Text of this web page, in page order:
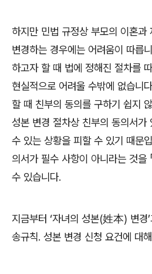
하지만 민법 규정상 부모의 이혼과
변경하는 경우에는 어려움이 따릅
하고자 할 때 법에 정해진 절차를
현실적으로 어려울 수밖에 없습니다
할 때 친부의 동의를 구하기 쉽지
성본 변경 절차상 친부의 동의서가
수 있는 상황을 피할 수 있기 때문
의서가 필수 사항이 아니라는 것을 「
수 있습니다.
지금부터 ‘자녀의 성본(姓本) 변경’
송규칙. 성본 변경 신청 요건에 대